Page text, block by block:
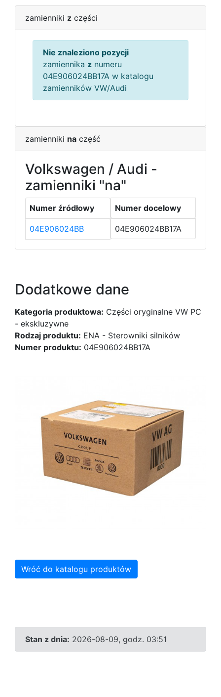
zamienniki z części
Nie znaleziono pozycji
zamiennika z numeru
04E906024BB17A w katalogu
zamienników VW/Audi
zamienniki na część
Volkswagen / Audi -
zamienniki "na"
Numer źródłowy Numer docelowy
04E906024BB 04E906024BB17A
Dodatkowe dane
Kategoria produktowa: Części oryginalne VW PC
- ekskluzywne
Rodzaj produktu: ENA - Sterowniki silników
Numer produktu: 04E906024BB17A
Wróć do katalogu produktów
Stan z dnia: 2026-08-09, godz. 03:51